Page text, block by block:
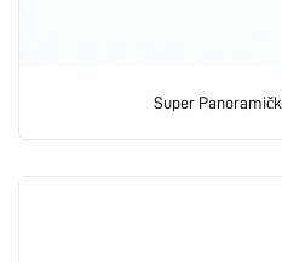
Super